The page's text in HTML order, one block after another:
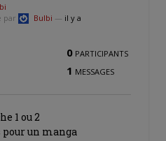
par
Bulbi — il y a
0 PARTICIPANTS
1 MESSAGES
1 ou 2
un manga